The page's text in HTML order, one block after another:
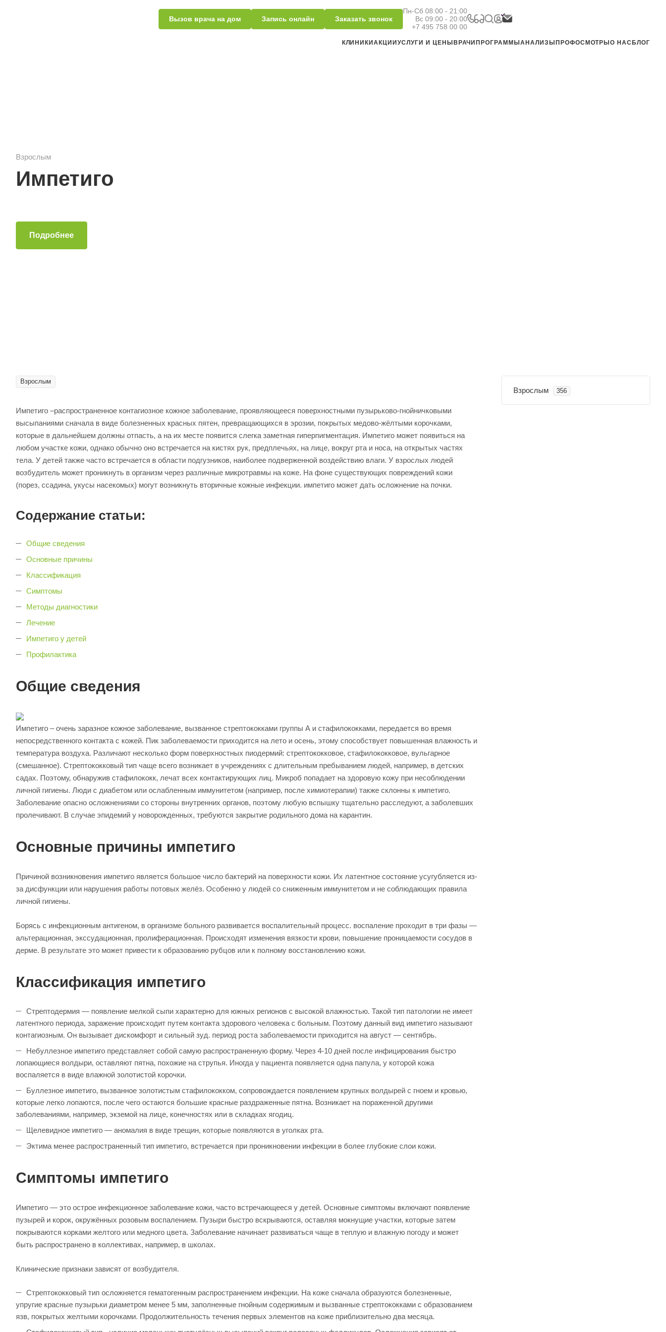
Вызов врача на дом Запись онлайн Заказать звонок
Пн-Сб 08:00 - 21:00
Вс 09:00 - 20:00
+7 495 758 00 00
КЛИНИКИАКЦИИУСЛУГИ И ЦЕНЫ ВРАЧИ ПРОГРАММЫАНАЛИЗЫ ПРОФОСМОТРЫО НАС БЛОГ
Взрослым
Импетиго
Подробнее
Взрослым
Импетиго –распространенное контагиозное кожное заболевание, проявляющееся поверхностными пузырьково-гнойничковыми
высыпаниями сначала в виде болезненных красных пятен, превращающихся в эрозии, покрытых медово-жёлтыми корочками,
которые в дальнейшем должны отпасть, а на их месте появится слегка заметная гиперпигментация. Импетиго может появиться на
любом участке кожи, однако обычно оно встречается на кистях рук, предплечьях, на лице, вокруг рта и носа, на открытых частях
тела. У детей также часто встречается в области подгузников, наиболее подверженной воздействию влаги. У взрослых людей
возбудитель может проникнуть в организм через различные микротравмы на коже. На фоне существующих повреждений кожи
(порез, ссадина, укусы насекомых) могут возникнуть вторичные кожные инфекции. импетиго может дать осложнение на почки.
Содержание статьи:
Общие сведения
Основные причины
Классификация
Симптомы
Методы диагностики
Лечение
Импетиго у детей
Профилактика
Общие сведения
Импетиго – очень заразное кожное заболевание, вызванное стрептококками группы А и стафилококками, передается во время
непосредственного контакта с кожей. Пик заболеваемости приходится на лето и осень, этому способствует повышенная влажность и
температура воздуха. Различают несколько форм поверхностных пиодермий: стрептококковое, стафилококковое, вульгарное
(смешанное). Стрептококковый тип чаще всего возникает в учреждениях с длительным пребыванием людей, например, в детских
садах. Поэтому, обнаружив стафилококк, лечат всех контактирующих лиц. Микроб попадает на здоровую кожу при несоблюдении
личной гигиены. Люди с диабетом или ослабленным иммунитетом (например, после химиотерапии) также склонны к импетиго.
Заболевание опасно осложнениями со стороны внутренних органов, поэтому любую вспышку тщательно расследуют, а заболевших
пролечивают. В случае эпидемий у новорожденных, требуются закрытие родильного дома на карантин.
Основные причины импетиго
Причиной возникновения импетиго является большое число бактерий на поверхности кожи. Их латентное состояние усугубляется из-
за дисфункции или нарушения работы потовых желёз. Особенно у людей со сниженным иммунитетом и не соблюдающих правила
личной гигиены.
Борясь с инфекционным антигеном, в организме больного развивается воспалительный процесс. воспаление проходит в три фазы —
альтерационная, экссудационная, пролиферационная. Происходят изменения вязкости крови, повышение проницаемости сосудов в
дерме. В результате это может привести к образованию рубцов или к полному восстановлению кожи.
Классификация импетиго
Стрептодермия — появление мелкой сыпи характерно для южных регионов с высокой влажностью. Такой тип патологии не имеет
латентного периода, заражение происходит путем контакта здорового человека с больным. Поэтому данный вид импетиго называют
контагиозным. Он вызывает дискомфорт и сильный зуд. период роста заболеваемости приходится на август — сентябрь.
Небуллезное импетиго представляет собой самую распространенную форму. Через 4-10 дней после инфицирования быстро
лопающиеся волдыри, оставляют пятна, похожие на струпья. Иногда у пациента появляется одна папула, у которой кожа
воспаляется в виде влажной золотистой корочки.
Буллезное импетиго, вызванное золотистым стафилококком, сопровождается появлением крупных волдырей с гноем и кровью,
которые легко лопаются, после чего остаются большие красные раздраженные пятна. Возникает на пораженной другими
заболеваниями, например, экземой на лице, конечностях или в складках ягодиц.
Щелевидное импетиго — аномалия в виде трещин, которые появляются в уголках рта.
Эктима менее распространенный тип импетиго, встречается при проникновении инфекции в более глубокие слои кожи.
Симптомы импетиго
Импетиго — это острое инфекционное заболевание кожи, часто встречающееся у детей. Основные симптомы включают появление
пузырей и корок, окружённых розовым воспалением. Пузыри быстро вскрываются, оставляя мокнущие участки, которые затем
покрываются корками желтого или медного цвета. Заболевание начинает развиваться чаще в теплую и влажную погоду и может
быть распространено в коллективах, например, в школах.
Клинические признаки зависят от возбудителя.
Стрептококковый тип осложняется гематогенным распространением инфекции. На коже сначала образуются болезненные,
упругие красные пузырьки диаметром менее 5 мм, заполненные гнойным содержимым и вызванные стрептококками с образованием
язв, покрытых желтыми корочками. Продолжительность течения первых элементов на коже приблизительно два месяца.
Взрослым 356